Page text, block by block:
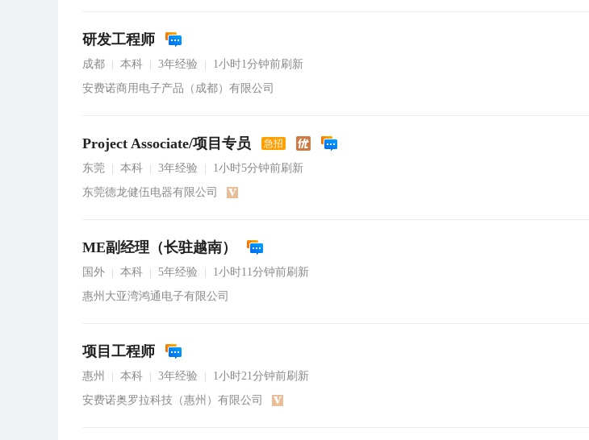
研发工程师
成都 本科 3年经验
1小时1分钟前刷新
安费诺商用电子产品（成都）有限公司
Project Associate/项目专员 急招
东莞 本科 3年经验
1小时5分钟前刷新
东莞德龙健伍电器有限公司
ME副经理（长驻越南）
国外 本科 5年经验
1小时11分钟前刷新
惠州大亚湾鸿通电子有限公司
项目工程师
惠州 本科 3年经验
1小时21分钟前刷新
安费诺奥罗拉科技（惠州）有限公司